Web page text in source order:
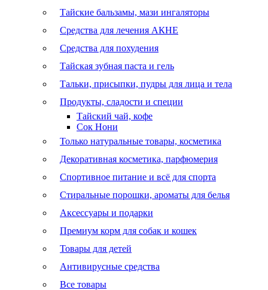
Тайские бальзамы, мази ингаляторы
Средства для лечения АКНЕ
Средства для похудения
Тайская зубная паста и гель
Тальки, присыпки, пудры для лица и тела
Продукты, сладости и специи
Тайский чай, кофе
Сок Нони
Только натуральные товары, косметика
Декоративная косметика, парфюмерия
Спортивное питание и всё для спорта
Стиральные порошки, ароматы для белья
Аксессуары и подарки
Премиум корм для собак и кошек
Товары для детей
Антивирусные средства
Все товары